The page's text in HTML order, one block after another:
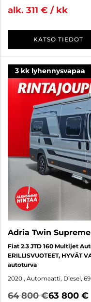
alk. 311 € / kk
KATSO TIEDOT
3 kk lyhennysvapaa
Adria Twin
Fiat 2.3 JTD 160 Multijet
ERILLISVUOTEET, HYVÄT
autoturva
2020 , Automaatti, Diesel,
64 800 €63 800 €